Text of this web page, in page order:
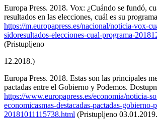
Europa Press. 2018. Vox: ¿Cuándo se fundó,
resultados en las elecciones, cuál es su
https://m.europapress.es/nacional/noticia-vox-
sidoresultados-elecciones-cual-programa-
(Pristupljeno
12.2018.)
Europa Press. 2018. Estas son las principales
pactadas entre el Gobierno y Podemos.
https://www.europapress.es/economia/noticia-
economicasmas-destacadas-pactadas-gobierno-
20181011115738.html (Pristupljeno